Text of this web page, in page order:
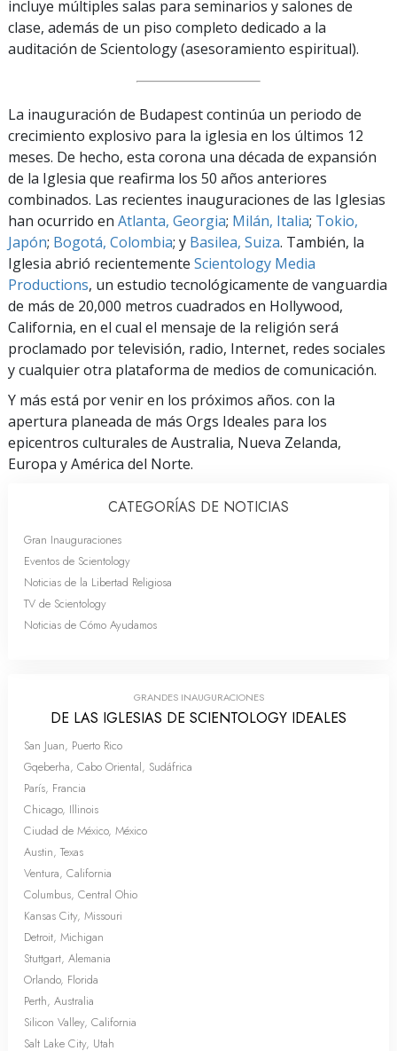
incluye múltiples salas para seminarios y salones de
clase, además de un piso completo dedicado a la
auditación de Scientology (asesoramiento espiritual).
La inauguración de Budapest continúa un periodo de
crecimiento explosivo para la iglesia en los últimos 12
meses. De hecho, esta corona una década de expansión
de la Iglesia que reafirma los 50 años anteriores
combinados. Las recientes inauguraciones de las Iglesias
han ocurrido en Atlanta, Georgia; Milán, Italia; Tokio,
Japón; Bogotá, Colombia; y Basilea, Suiza. También, la
Iglesia abrió recientemente Scientology Media
Productions, un estudio tecnológicamente de vanguardia
de más de 20,000 metros cuadrados en Hollywood,
California, en el cual el mensaje de la religión será
proclamado por televisión, radio, Internet, redes sociales
y cualquier otra plataforma de medios de comunicación.
Y más está por venir en los próximos años. con la
apertura planeada de más Orgs Ideales para los
epicentros culturales de Australia, Nueva Zelanda,
Europa y América del Norte.
CATEGORÍAS DE NOTICIAS
Gran Inauguraciones
Eventos de Scientology
Noticias de la Libertad Religiosa
TV de Scientology
Noticias de Cómo Ayudamos
GRANDES INAUGURACIONES
DE LAS IGLESIAS DE SCIENTOLOGY IDEALES
San Juan, Puerto Rico
Gqeberha, Cabo Oriental, Sudáfrica
París, Francia
Chicago, Illinois
Ciudad de México, México
Austin, Texas
Ventura, California
Columbus, Central Ohio
Kansas City, Missouri
Detroit, Michigan
Stuttgart, Alemania
Orlando, Florida
Perth, Australia
Silicon Valley, California
Salt Lake City, Utah